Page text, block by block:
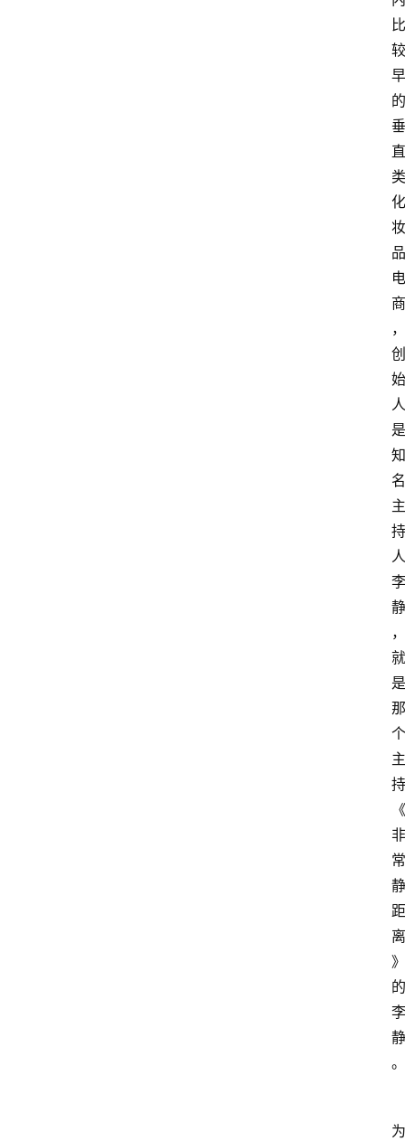
比
较
早
的
垂
直
类
化
妆
品
电
商
，
创
始
人
是
知
名
主
持
人
李
静
，
就
是
那
个
主
持
《
非
常
静
距
离
》
的
李
静
。
为